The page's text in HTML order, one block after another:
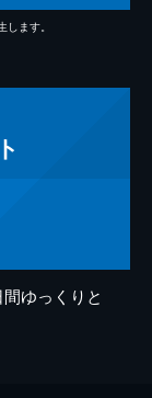
ます。
ゆっくりと